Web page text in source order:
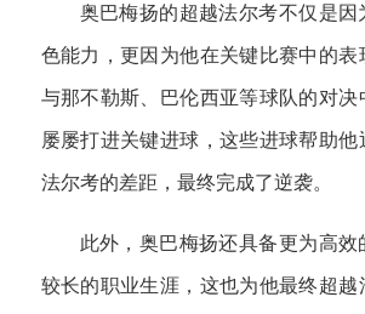
奥巴梅扬的超越法尔考不仅是因
色能力，更因为他在关键比赛中的表
与那不勒斯、巴伦西亚等球队的对决
屡屡打进关键进球，这些进球帮助他
法尔考的差距，最终完成了逆袭。
此外，奥巴梅扬还具备更为高效
较长的职业生涯，这也为他最终超越